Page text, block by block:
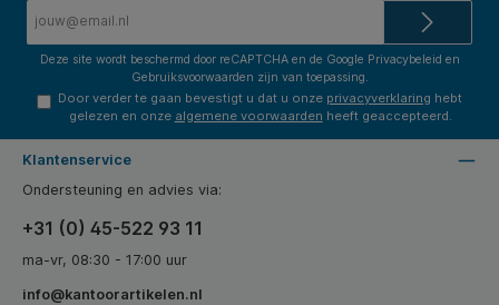
Deze site wordt beschermd door reCAPTCHA en de Google Privacybeleid en
Gebruiksvoorwaarden zijn van toepassing.
Door verder te gaan bevestigt u dat u onze privacyverklaring hebt
gelezen en onze algemene voorwaarden heeft geaccepteerd.
Klantenservice
Ondersteuning en advies via:
+31 (0) 45-522 93 11
ma-vr, 08:30 - 17:00 uur
info@kantoorartikelen.nl